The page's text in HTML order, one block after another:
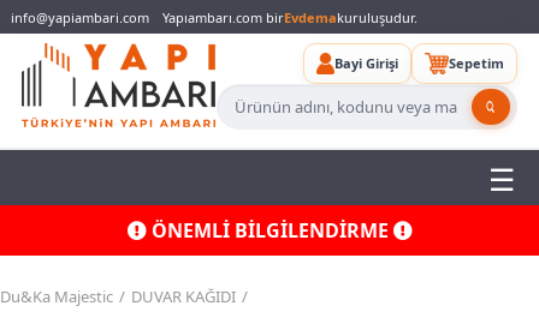
info@yapiambari.com Yapıambarı.com birEvdemakuruluşudur.
Bayi Girişi Sepetim
ÖNEMLİ BİLGİLENDİRME
Du&Ka Majestic DUVAR KAĞIDI